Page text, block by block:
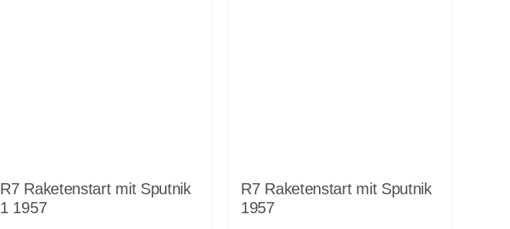
R7 Raketenstart mit Sputnik
1 1957
R7 Raketenstart mit Sputnik
1957